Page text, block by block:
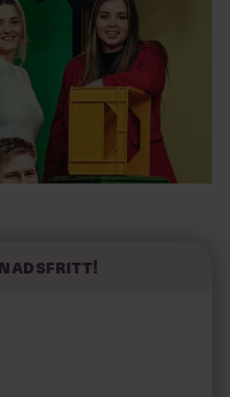
Erikson, Clara Lidman,
inte vill ta ansvar,
finns så många